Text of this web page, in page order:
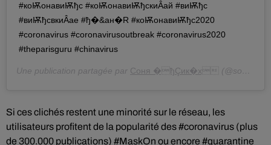
#коѬонавиѬђс #коѬонавиѬђскиÂай #виѬђс
#виѬђсвкиÂае #ђ�&ан�R #коѬонавиѬђс2020
#coronavirus #coronavirusoutbreak #coronavirus2020
#theparisguru #chinavirus
Une publication partagée par Соня �ђÇик�x (@sonyabuchik) le
Si ces clichés restent une minorité sur le réseau, les
utilisateurs profitent de la popularité des #coronavirus (plus
de 300.000 publications) #MaskOn ou encore #quarantine